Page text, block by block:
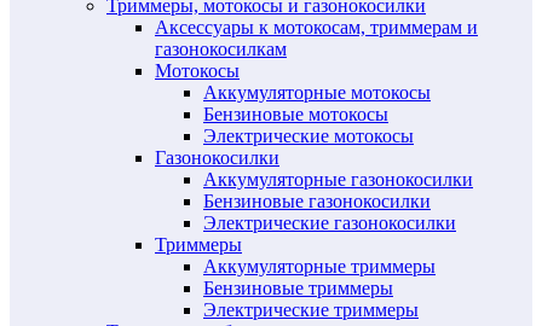
Триммеры, мотокосы и газонокосилки
Аксессуары к мотокосам, триммерам и
газонокосилкам
Мотокосы
Аккумуляторные мотокосы
Бензиновые мотокосы
Электрические мотокосы
Газонокосилки
Аккумуляторные газонокосилки
Бензиновые газонокосилки
Электрические газонокосилки
Триммеры
Аккумуляторные триммеры
Бензиновые триммеры
Электрические триммеры